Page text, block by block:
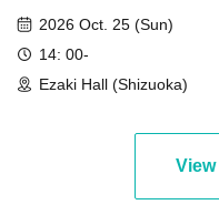
2026 Oct. 25 (Sun)
14: 00-
Ezaki Hall (Shizuoka)